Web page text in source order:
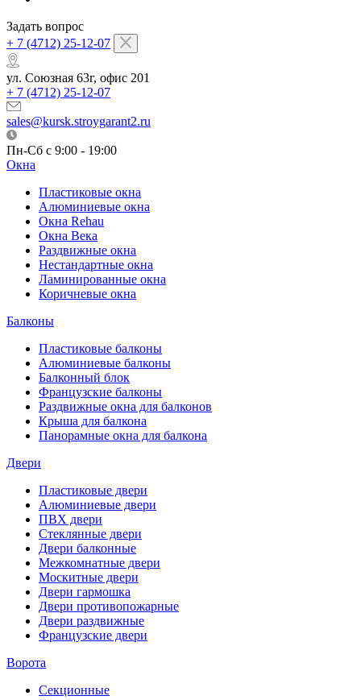
Задать вопрос
+ 7 (4712) 25-12-07
ул. Союзная 63г, офис 201
+ 7 (4712) 25-12-07
sales@kursk.stroygarant2.ru
Пн-Сб с 9:00 - 19:00
Окна
Пластиковые окна
Алюминиевые окна
Окна Rehau
Окна Века
Раздвижные окна
Нестандартные окна
Ламинированные окна
Коричневые окна
Балконы
Пластиковые балконы
Алюминиевые балконы
Балконный блок
Французские балконы
Раздвижные окна для балконов
Крыша для балкона
Панорамные окна для балкона
Двери
Пластиковые двери
Алюминиевые двери
ПВХ двери
Стеклянные двери
Двери балконные
Межкомнатные двери
Москитные двери
Двери гармошка
Двери противопожарные
Двери раздвижные
Французские двери
Ворота
Секционные